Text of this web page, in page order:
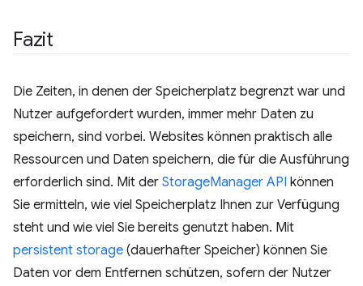
Fazit
Die Zeiten, in denen der Speicherplatz begrenzt war und
Nutzer aufgefordert wurden, immer mehr Daten zu
speichern, sind vorbei. Websites können praktisch alle
Ressourcen und Daten speichern, die für die Ausführung
erforderlich sind. Mit der StorageManager API können
Sie ermitteln, wie viel Speicherplatz Ihnen zur Verfügung
steht und wie viel Sie bereits genutzt haben. Mit
persistent storage (dauerhafter Speicher) können Sie
Daten vor dem Entfernen schützen, sofern der Nutzer